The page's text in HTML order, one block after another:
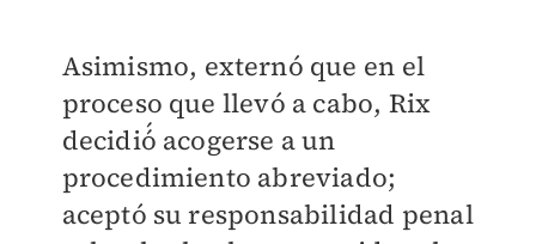
Asimismo, externó que en el
proceso que llevó a cabo, Rix
decidió́ acogerse a un
procedimiento abreviado;
aceptó su responsabilidad penal